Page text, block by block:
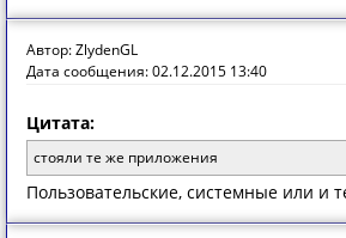
Автор: ZlydenGL
Дата сообщения: 02.12.2015 13:40
Цитата:
стояли те же приложения
Пользовательские, системные или и